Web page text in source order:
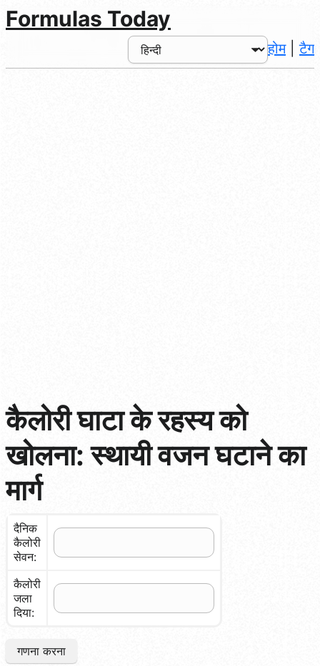
Formulas Today
होम|टैग
कैलोरी घाटा के रहस्य को
खोलना: स्थायी वजन घटाने का
मार्ग
दैनिक
कैलोरी
सेवन:
कैलोरी
जला
दिया:
गणना करना